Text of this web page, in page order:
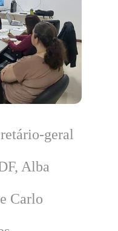
geral
Alba
Carlo